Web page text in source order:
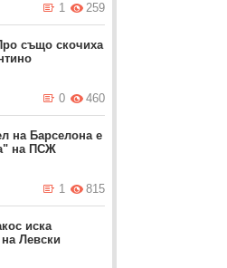
259
1
също скочиха
460
0
на Барселона е
на ПСЖ
815
1
иска
на Левски